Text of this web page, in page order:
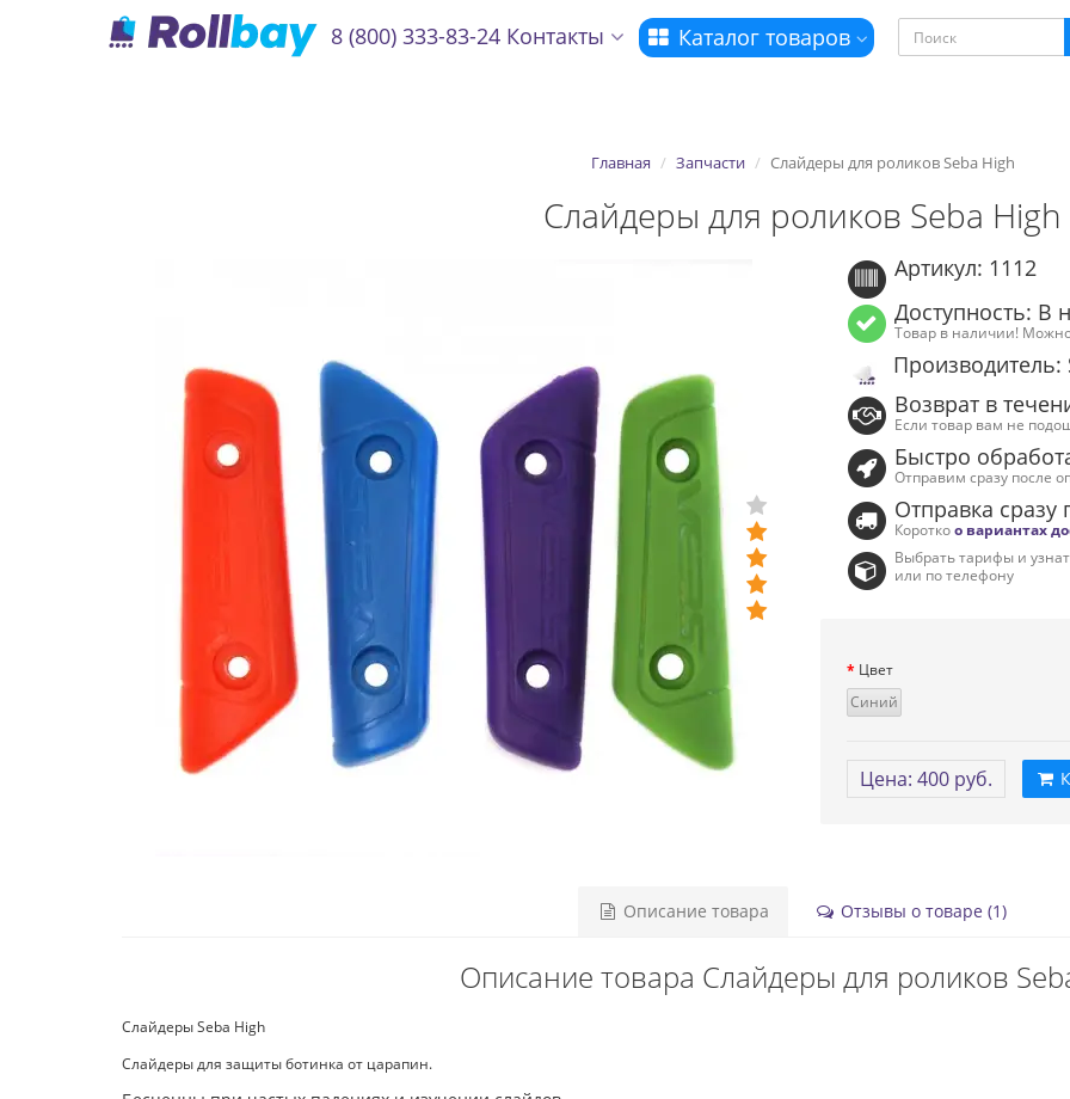
8 (800) 333-83-24 Контакты Каталог товаров
Главная Запчасти Слайдеры для роликов Seba High
Слайдеры для роликов Seba High
Артикул: 1112
Доступность: В
Товар в наличии!
Производитель:
Возврат в
Если товар вам не
Быстро
Отправим сразу после
Отправка сразу
Короткоо вариантах
Выбрать тарифы и
или по телефону
Цвет
Синий
Цена: 400 руб.
Описание товара Отзывы о товаре (1)
Описание товара Слайдеры для роликов
Слайдеры Seba High
Слайдеры для защиты ботинка от царапин.